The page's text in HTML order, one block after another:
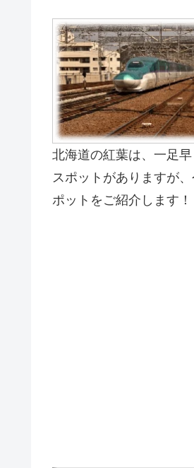
北海道の紅葉は、一足
スポットがありますが
ポットをご紹介します！